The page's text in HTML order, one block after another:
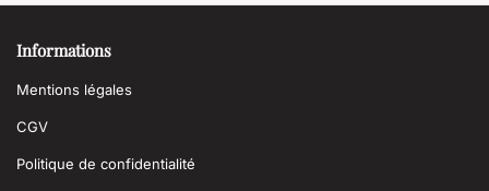
Informations
Mentions légales
CGV
Politique de confidentialité